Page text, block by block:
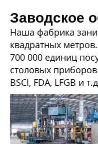
Заводское
Наша фабрика
квадратных
700 000 единиц
столовых
BSCI, FDA, LFGB и